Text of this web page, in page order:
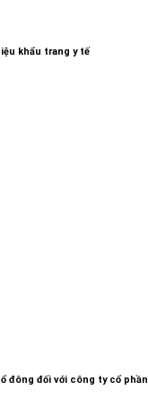
khẩu trang y tế
đông đối với công ty cổ phần